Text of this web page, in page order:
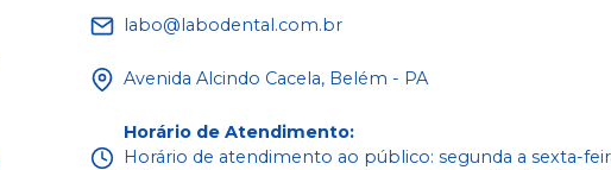
labo@labodental.com.br
Avenida Alcindo Cacela, Belém - PA
Horário de Atendimento:
Horário de atendimento ao público: segunda a sexta-